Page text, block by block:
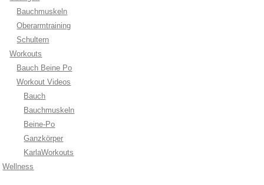
Bauchmuskeln
Oberarmtraining
Schultern
Workouts
Bauch Beine Po
Workout Videos
Bauch
Bauchmuskeln
Beine-Po
Ganzkörper
KarlaWorkouts
Wellness